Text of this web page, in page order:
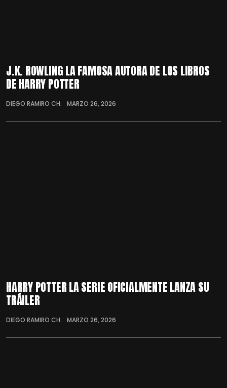
J.K. ROWLING LA FAMOSA AUTORA DE LOS LIBROS
DE HARRY POTTER
DIEGO RAMIRO CH. MARZO 26, 2026
HARRY POTTER LA SERIE OFICIALMENTE LANZA SU
TRÁILER
DIEGO RAMIRO CH. MARZO 26, 2026